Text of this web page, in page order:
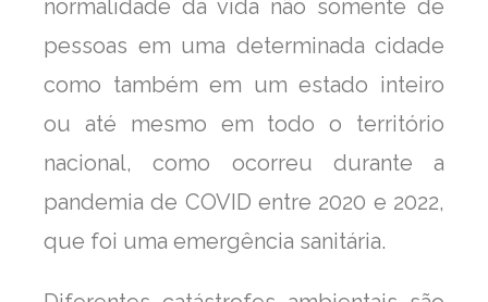
normalidade da vida não somente de
pessoas em uma determinada cidade
como também em um estado inteiro
ou até mesmo em todo o território
nacional, como ocorreu durante a
pandemia de COVID entre 2020 e 2022,
que foi uma emergência sanitária.